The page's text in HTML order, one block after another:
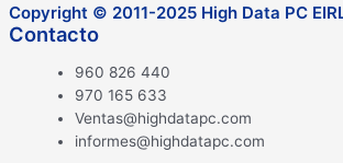
Copyright © 2011-2025 High Data PC
Contacto
960 826 440
970 165 633
Ventas@highdatapc.com
informes@highdatapc.com